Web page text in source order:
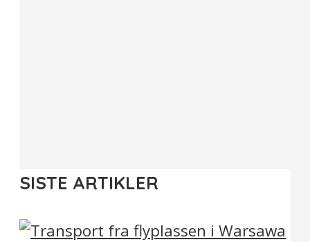
SISTE ARTIKLER